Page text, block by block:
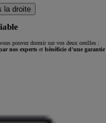
la droite
pouvez dormir sur vos deux oreilles :
nos experts et bénéficie d'une garantie